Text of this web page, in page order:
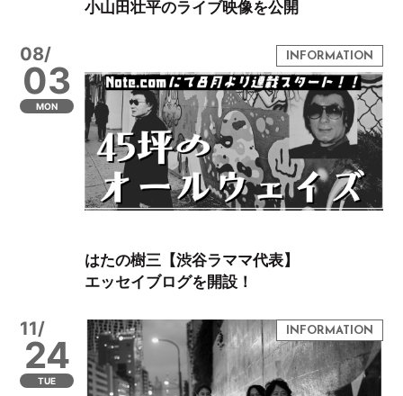
小山田壮平のライブ映像を公開
08/
03
MON
はたの樹三【渋谷ラママ代表】
エッセイブログを開設！
11/
24
TUE